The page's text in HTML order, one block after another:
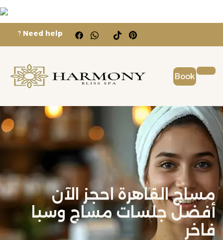
Need help
?
Book
مساج القاهرة احجز الآن
أفضل جلسات مساج وسبا
فاخر